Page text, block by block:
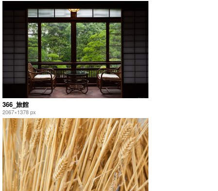
366_旅館
2067×1378 px